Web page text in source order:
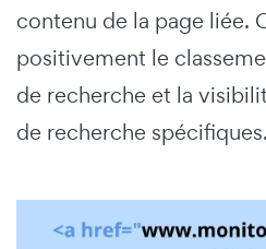
contenu de la page liée.
positivement le
de recherche et la
de recherche spécifiques.